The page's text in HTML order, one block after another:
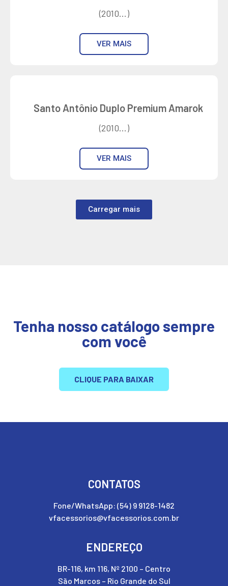
(2010...)
VER MAIS
Santo Antônio Duplo Premium Amarok
(2010...)
VER MAIS
Carregar mais
Tenha nosso catálogo sempre
com você
CLIQUE PARA BAIXAR
CONTATOS
Fone/WhatsApp: (54) 9 9128-1482
vfacessorios@vfacessorios.com.br
ENDEREÇO
BR-116, km 116, Nº 2100 – Centro
São Marcos – Rio Grande do Sul